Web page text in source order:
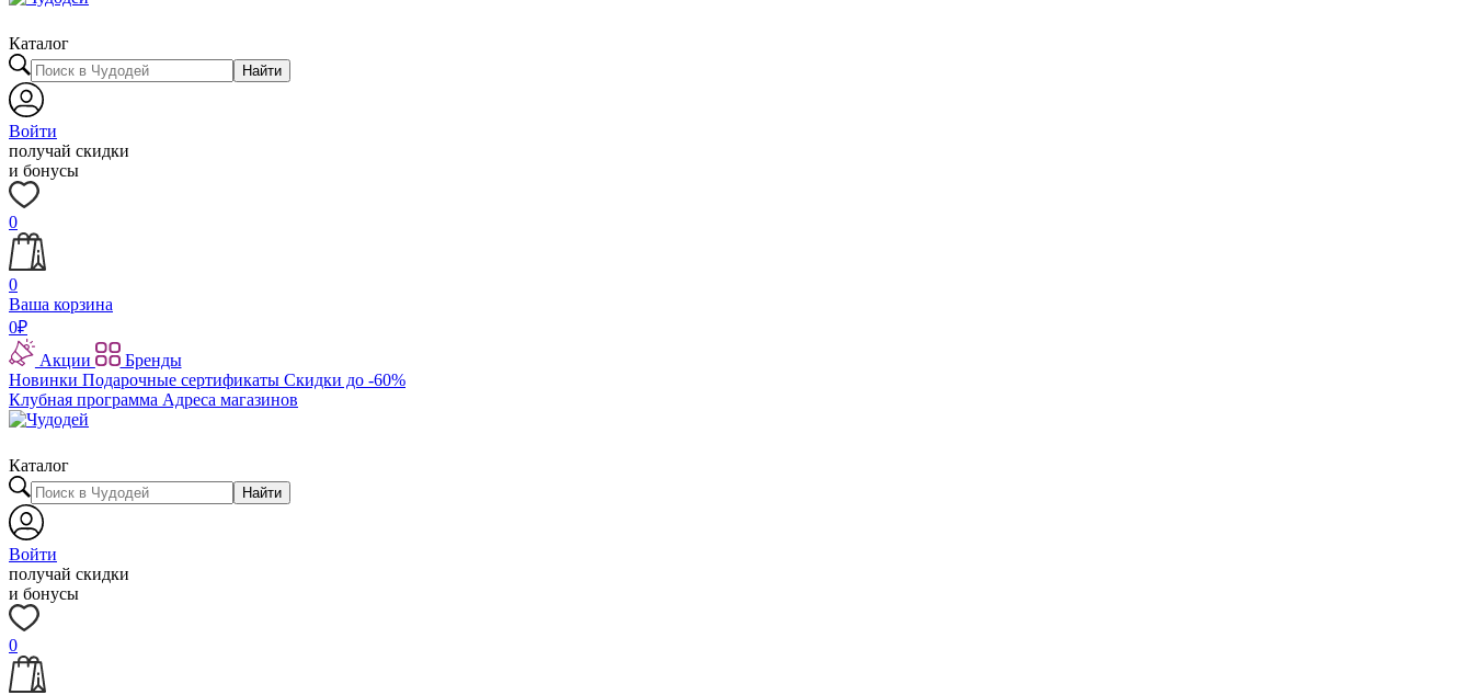
Каталог
Найти
Войти
получай скидки
и бонусы
0
0
Ваша корзина
0₽
Акции
Бренды
Новинки Подарочные сертификаты Скидки до -60%
Клубная программа Адреса магазинов
Каталог
Найти
Войти
получай скидки
и бонусы
0